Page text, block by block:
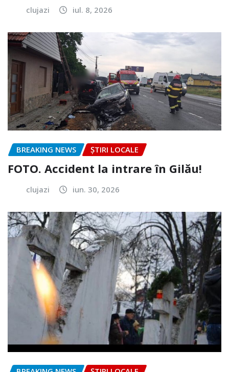
clujazi iul. 8, 2026
BREAKING NEWS ȘTIRI LOCALE
FOTO. Accident la intrare în Gilău!
clujazi iun. 30, 2026